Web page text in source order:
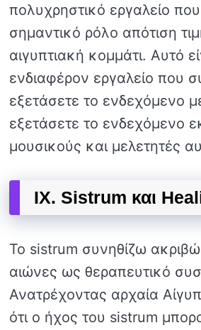
πολυχρηστικό εργαλείο
σημαντικό ρόλο απότιση
αιγυπτιακή κομμάτι. Αυτό
ενδιαφέρον εργαλείο που
εξετάσετε το ενδεχόμενο
εξετάσετε το ενδεχόμενο
μουσικούς και μελετητές
IX. Sistrum και
Το sistrum συνηθίζω
αιώνες ως θεραπευτικό
Ανατρέχοντας αρχαία
ότι ο ήχος του sistrum